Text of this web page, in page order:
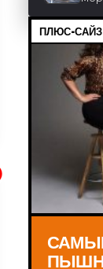
ПЛЮС-САЙЗ